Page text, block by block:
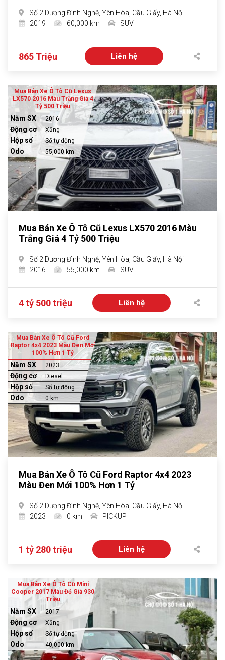
Số 2 Dương Đình Nghệ, Yên Hòa, Cầu Giấy, Hà Nội
2019
60,000 km SUV
865 Triệu Liên hệ
Mua Bán Xe Ô Tô Cũ Lexus
LX570 2016 Màu Trắng Giá 4
Tỷ 500 Triệu
Năm SX 2016
Động cơ Xăng
Hộp số Số tự động
Odo 55,000 km
Mua Bán Xe Ô Tô Cũ Lexus LX570 2016 Màu
Trắng Giá 4 Tỷ 500 Triệu
Số 2 Dương Đình Nghệ, Yên Hòa, Cầu Giấy, Hà Nội
2016
55,000 km SUV
4 tỷ 500 triệu Liên hệ
Mua Bán Xe Ô Tô Cũ Ford
Raptor 4x4 2023 Màu Đen Mới
100% Hơn 1 Tỷ
Năm SX 2023
Động cơ Diesel
Hộp số Số tự động
Odo 0 km
Mua Bán Xe Ô Tô Cũ Ford Raptor 4x4 2023
Màu Đen Mới 100% Hơn 1 Tỷ
Số 2 Dương Đình Nghệ, Yên Hòa, Cầu Giấy, Hà Nội
2023
0 km PICKUP
1 tỷ 280 triệu Liên hệ
Mua Bán Xe Ô Tô Cũ Mini
Cooper 2017 Màu Đỏ Giá 930
Triệu
Năm SX 2017
Động cơ Xăng
Hộp số Số tự động
Odo 40,000 km